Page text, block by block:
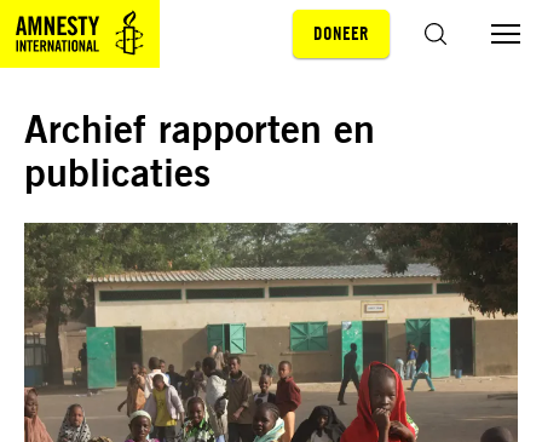
Sla navigatie over
DONEER
Archief rapporten en
publicaties